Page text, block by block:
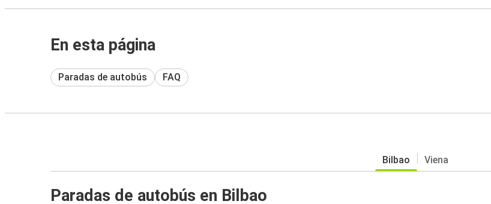
En esta página
Paradas de autobús FAQ
Bilbao Viena
Paradas de autobús en Bilbao